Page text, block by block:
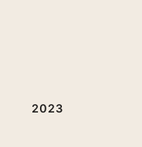
2023